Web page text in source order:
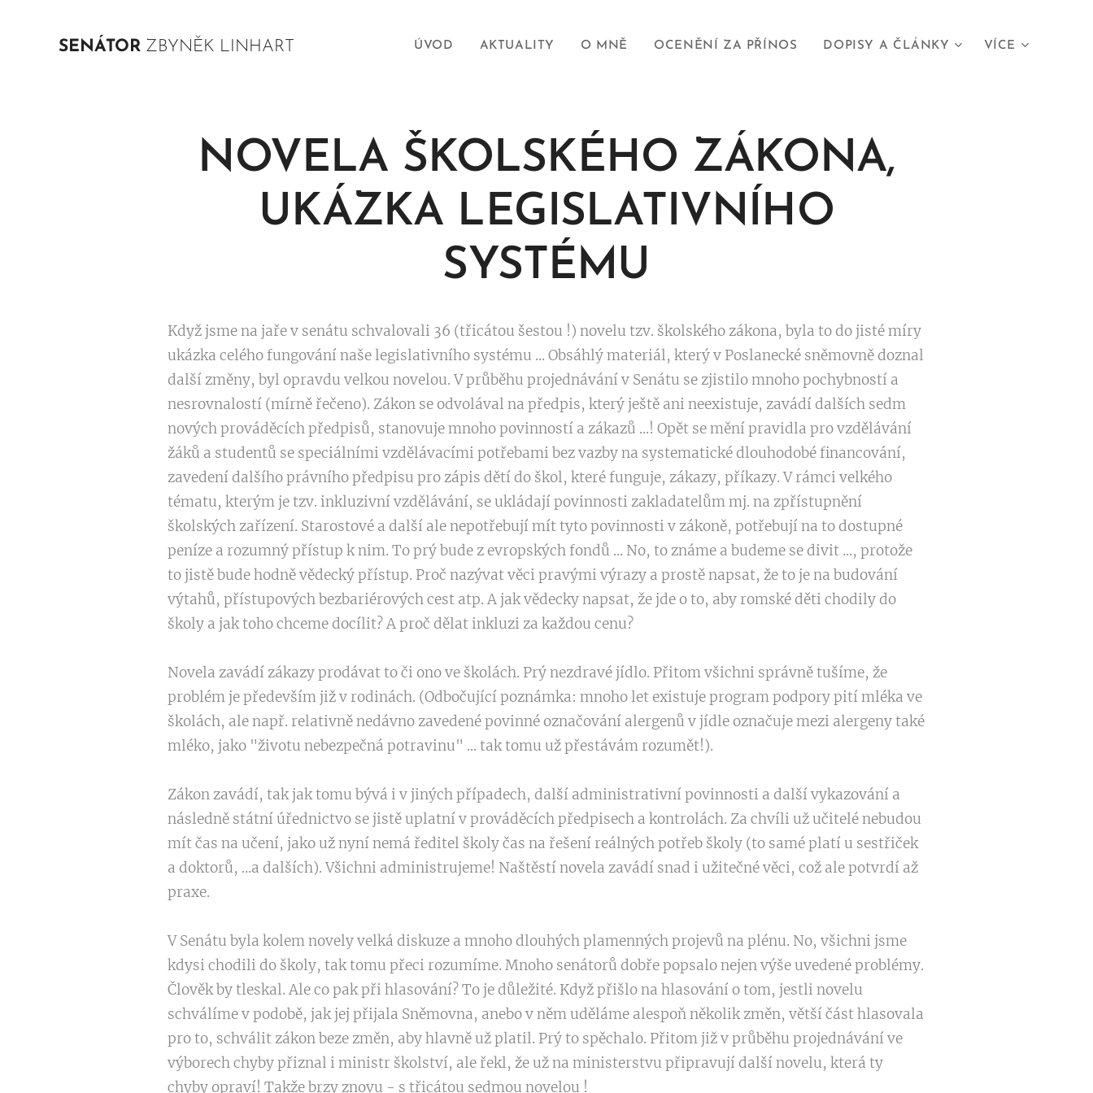
SENÁTOR ZBYNĚK LINHART ÚVOD AKTUALITY O MNĚ OCENĚNÍ ZA PŘÍNOS DOPISY A ČLÁNKY VÍCE
NOVELA ŠKOLSKÉHO ZÁKONA,
UKÁZKA LEGISLATIVNÍHO
SYSTÉMU
Když jsme na jaře v senátu schvalovali 36 (třicátou šestou !) novelu tzv. školského zákona, byla to do jisté míry
ukázka celého fungování naše legislativního systému ... Obsáhlý materiál, který v Poslanecké sněmovně doznal
další změny, byl opravdu velkou novelou. V průběhu projednávání v Senátu se zjistilo mnoho pochybností a
nesrovnalostí (mírně řečeno). Zákon se odvolával na předpis, který ještě ani neexistuje, zavádí dalších sedm
nových prováděcích předpisů, stanovuje mnoho povinností a zákazů ...! Opět se mění pravidla pro vzdělávání
žáků a studentů se speciálními vzdělávacími potřebami bez vazby na systematické dlouhodobé financování,
zavedení dalšího právního předpisu pro zápis dětí do škol, které funguje, zákazy, příkazy. V rámci velkého
tématu, kterým je tzv. inkluzivní vzdělávání, se ukládají povinnosti zakladatelům mj. na zpřístupnění
školských zařízení. Starostové a další ale nepotřebují mít tyto povinnosti v zákoně, potřebují na to dostupné
peníze a rozumný přístup k nim. To prý bude z evropských fondů ... No, to známe a budeme se divit ..., protože
to jistě bude hodně vědecký přístup. Proč nazývat věci pravými výrazy a prostě napsat, že to je na budování
výtahů, přístupových bezbariérových cest atp. A jak vědecky napsat, že jde o to, aby romské děti chodily do
školy a jak toho chceme docílit? A proč dělat inkluzi za každou cenu?
Novela zavádí zákazy prodávat to či ono ve školách. Prý nezdravé jídlo. Přitom všichni správně tušíme, že
problém je především již v rodinách. (Odbočující poznámka: mnoho let existuje program podpory pití mléka ve
školách, ale např. relativně nedávno zavedené povinné označování alergenů v jídle označuje mezi alergeny také
mléko, jako "životu nebezpečná potravinu" ... tak tomu už přestávám rozumět!).
Zákon zavádí, tak jak tomu bývá i v jiných případech, další administrativní povinnosti a další vykazování a
následně státní úřednictvo se jistě uplatní v prováděcích předpisech a kontrolách. Za chvíli už učitelé nebudou
mít čas na učení, jako už nyní nemá ředitel školy čas na řešení reálných potřeb školy (to samé platí u sestřiček
a doktorů, ...a dalších). Všichni administrujeme! Naštěstí novela zavádí snad i užitečné věci, což ale potvrdí až
praxe.
V Senátu byla kolem novely velká diskuze a mnoho dlouhých plamenných projevů na plénu. No, všichni jsme
kdysi chodili do školy, tak tomu přeci rozumíme. Mnoho senátorů dobře popsalo nejen výše uvedené problémy.
Člověk by tleskal. Ale co pak při hlasování? To je důležité. Když přišlo na hlasování o tom, jestli novelu
schválíme v podobě, jak jej přijala Sněmovna, anebo v něm uděláme alespoň několik změn, větší část hlasovala
pro to, schválit zákon beze změn, aby hlavně už platil. Prý to spěchalo. Přitom již v průběhu projednávání ve
výborech chyby přiznal i ministr školství, ale řekl, že už na ministerstvu připravují další novelu, která ty
chyby opraví! Takže brzy znovu - s třicátou sedmou novelou !